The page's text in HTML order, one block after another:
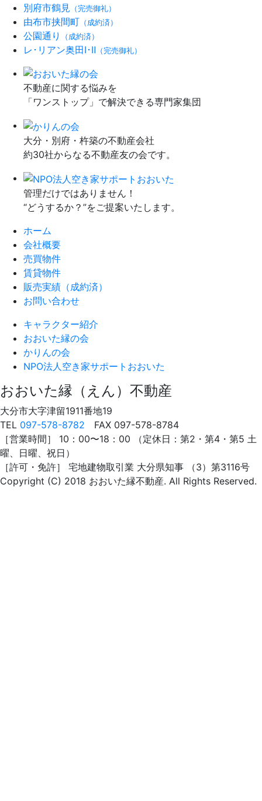
別府市鶴見 （完売御礼）
由布市挟間町 （成約済）
公園通り （成約済）
レ･リアン奥田Ⅰ･Ⅱ （完売御礼）
不動産に関する悩みを
「ワンストップ」で解決できる専門家集団
大分・別府・杵築の不動産会社
約30社からなる不動産友の会です。
管理だけではありません！
“どうするか？”をご提案いたします。
ホーム
会社概要
売買物件
賃貸物件
販売実績（成約済）
お問い合わせ
キャラクター紹介
おおいた縁の会
かりんの会
NPO法人 空き家サポートおおいた
おおいた縁（えん）不動産
大分市大字津留1911番地19
TEL 097-578-8782 FAX 097-578-8784
［営業時間］ 10：00〜18：00 （定休日：第2・第4・第5 土
曜、日曜、祝日）
［許可・免許］ 宅地建物取引業 大分県知事 （3）第3116号
Copyright (C) 2018 おおいた縁不動産. All Rights Reserved.